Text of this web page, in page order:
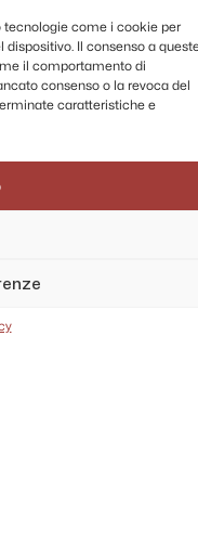
tecnologie come i cookie per
Il consenso a
il comportamento di
consenso o la revoca del
caratteristiche e